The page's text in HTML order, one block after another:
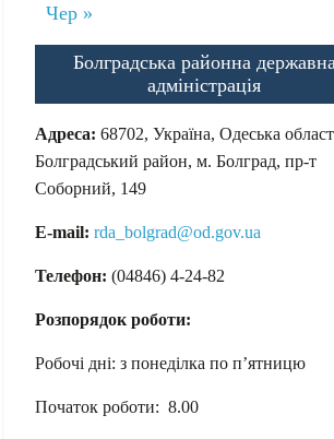
Чер »
Болградська районна державна
адміністрація
Адреса: 68702, Україна, Одеська
Болградський район, м. Болград, пр-т
Соборний, 149
E-mail: rda_bolgrad@od.gov.ua
Телефон: (04846) 4-24-82
Розпорядок роботи:
Робочі дні: з понеділка по п’ятницю
Початок роботи: 8.00